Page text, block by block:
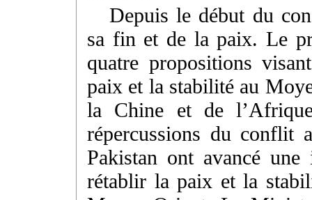
Depuis le début du
sa fin et de la paix. Le
quatre propositions
paix et la stabilité au
la Chine et de
répercussions du conflit
Pakistan ont avancé
rétablir la paix et la